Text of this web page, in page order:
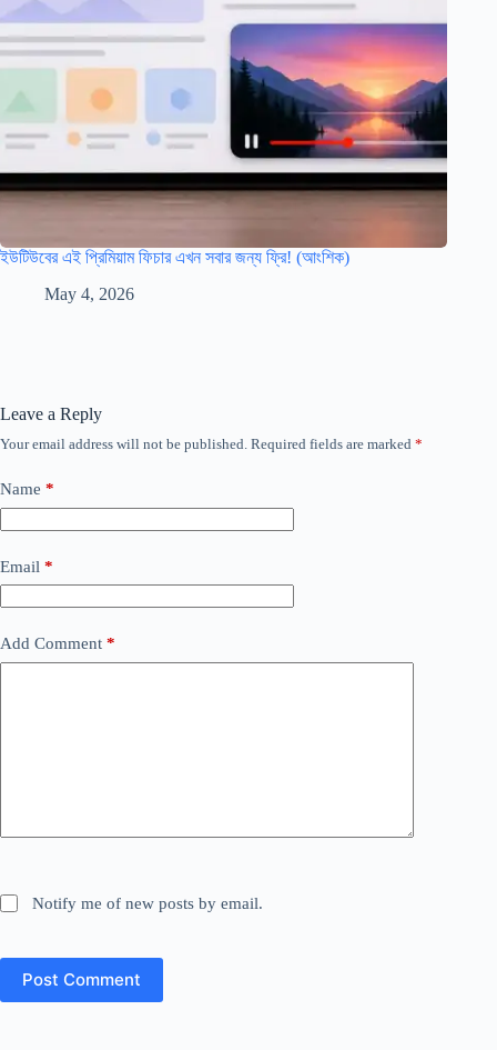
ইউটিউবের এই প্রিমিয়াম ফিচার এখন সবার জন্য ফ্রি! (আংশিক)
May 4, 2026
Leave a Reply
Your email address will not be published. Required fields are marked *
Name *
Email *
Add Comment *
Notify me of new posts by email.
Post Comment